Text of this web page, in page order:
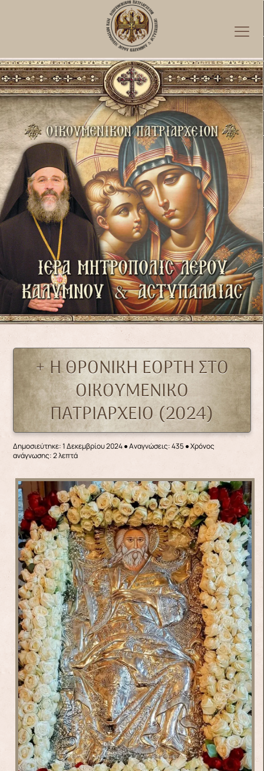
+ Η ΘΡΟΝΙΚΗ ΕΟΡΤΗ ΣΤΟ
ΟΙΚΟΥΜΕΝΙΚΟ
ΠΑΤΡΙΑΡΧΕΙΟ (2024)
Δημοσιεύτηκε: 1 Δεκεμβρίου 2024●Αναγνώσεις: 435● Χρόνος
ανάγνωσης: 2 λεπτά